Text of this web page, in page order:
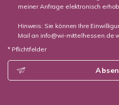
meiner Anfrage elektronisch
Hinweis: Sie können Ihre
Mail an info@wi-mittelhessen.de
* Pflichtfelder